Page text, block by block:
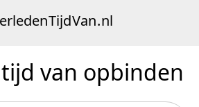
TijdVan.nl
van opbinden